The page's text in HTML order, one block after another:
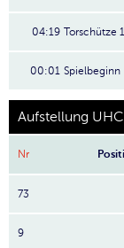
04:19 Torschütze
00:01 Spielbeginn
Aufstellung
Nr
73
9